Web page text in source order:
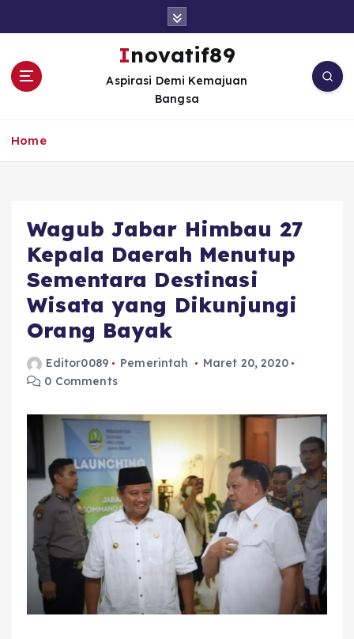
Inovatif89
Aspirasi Demi Kemajuan
Bangsa
Home
Wagub Jabar Himbau 27
Kepala Daerah Menutup
Sementara Destinasi
Wisata yang Dikunjungi
Orang Bayak
Editor0089 Pemerintah
Maret 20, 2020
0 Comments